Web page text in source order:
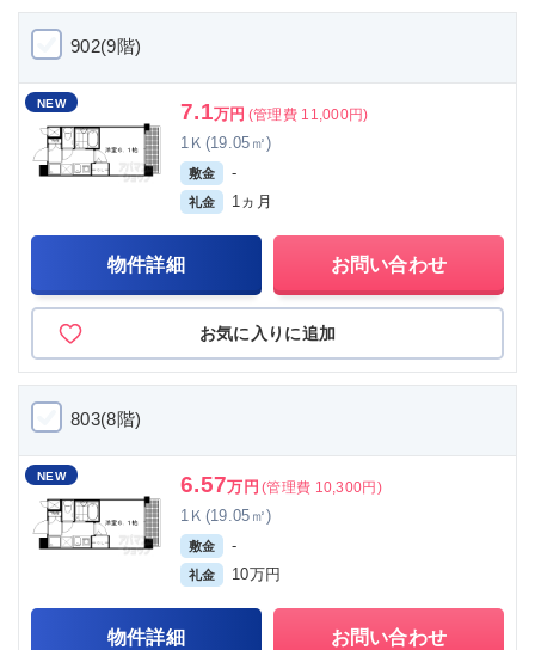
902(9階)
NEW 7.1万円 (管理費 11,000円)
1Ｋ(19.05㎡)
敷金 -
礼金 1ヵ月
物件詳細 お問い合わせ
お気に入りに追加
803(8階)
NEW 6.57万円 (管理費 10,300円)
1Ｋ(19.05㎡)
敷金 -
礼金 10万円
物件詳細 お問い合わせ